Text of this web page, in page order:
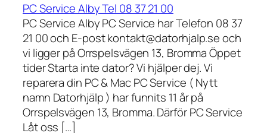
PC Service Alby Tel 08 37 21 00
PC Service Alby PC Service har Telefon 08 37
21 00 och E-post kontakt@datorhjalp.se och
vi ligger på Orrspelsvägen 13, Bromma Öppet
tider Starta inte dator? Vi hjälper dej. Vi
reparera din PC & Mac PC Service ( Nytt
namn Datorhjälp ) har funnits 11 år på
Orrspelsvägen 13, Bromma. Därför PC Service
Låt oss […]